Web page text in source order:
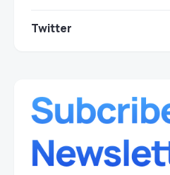
Twitter